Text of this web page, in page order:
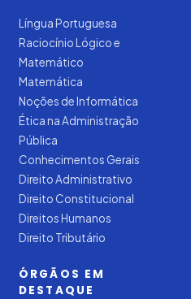
Língua Portuguesa
Raciocínio Lógico e
Matemático
Matemática
Noções de Informática
Ética na Administração
Pública
Conhecimentos Gerais
Direito Administrativo
Direito Constitucional
Direitos Humanos
Direito Tributário
ÓRGÃOS EM
DESTAQUE